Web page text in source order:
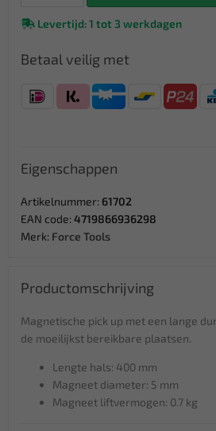
Levertijd: 1 tot 3 werkdagen
Betaal veilig met
Eigenschappen
Artikelnummer: 61702
EAN code: 4719866936298
Merk: Force Tools
Productomschrijving
Magnetische pick up met een lange
de moeilijkst bereikbare plaatsen.
Lengte hals: 400 mm
Magneet diameter: 5 mm
Magneet liftvermogen: 0.7 kg